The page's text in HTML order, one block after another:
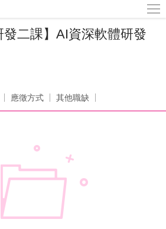
發二課】AI資深軟體研發
應徵方式 其他職缺